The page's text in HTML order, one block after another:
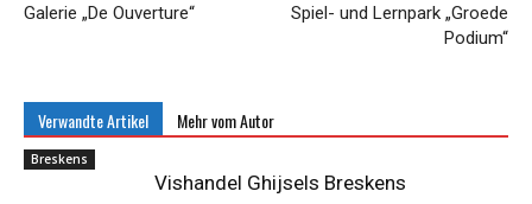
Galerie „De Ouverture“
Spiel- und Lernpark „Groede
Podium“
Verwandte Artikel Mehr vom Autor
Breskens
Vishandel Ghijsels Breskens